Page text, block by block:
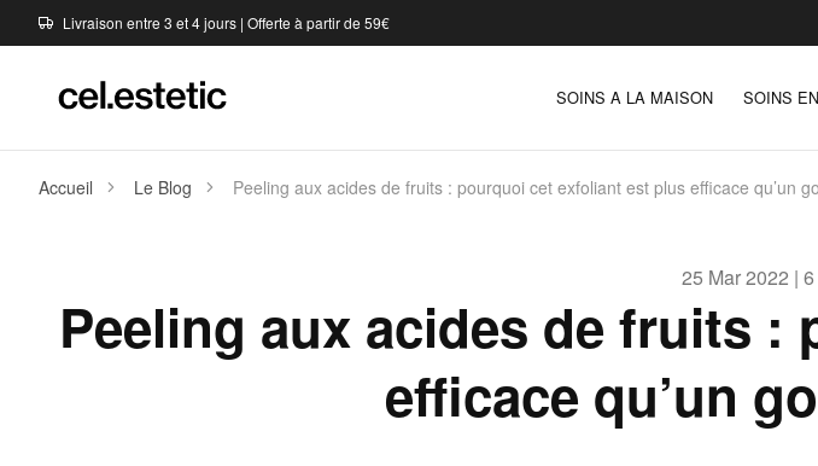
Livraison entre 3 et 4 jours | Offerte à partir de 59€
SOINS A LA MAISON SOINS
Accueil Le Blog Peeling aux acides de fruits : pourquoi cet exfoliant est plus efficace qu’un
25 Mar 2022 |
Peeling aux acides de fruits
efficace qu’un